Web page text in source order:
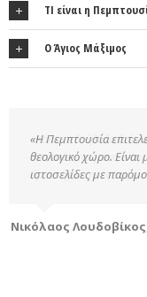
ΤΙ είναι η
Ο Άγιος Μάξιμος
«Η Πεμπτουσία
θεολογικό χώρο.
ιστοσελίδες με
Νικόλαος Λουδοβίκος